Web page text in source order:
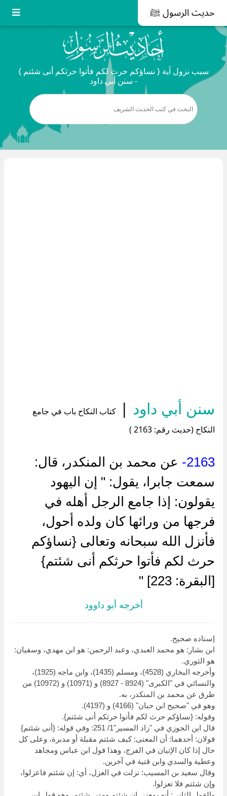
حديث الرسول ﷺ
سبب نزول آية { نساؤكم حرث لكم فأتوا حرثكم أنى شئتم }
- سنن أبي داود
سنن أبي داود |
كتاب النكاح باب في جامع
النكاح (حديث رقم: 2163 )
2163-
عن محمد بن المنكدر، قال:
سمعت جابرا، يقول: " إن اليهود
يقولون: إذا جامع الرجل أهله في
فرجها من ورائها كان ولده أحول،
فأنزل الله سبحانه وتعالى {نساؤكم
حرث لكم فأتوا حرثكم أنى شئتم}
[البقرة: 223] "
أخرجه أبو داوود
إسناده صحيح.
ابن بشار: هو محمد العبدي، وعبد الرحمن: هو ابن مهدي، وسفيان:
هو الثوري.
وأخرجه البخاري (4528)، ومسلم (1435)، وابن ماجه (1925)،
والنسائي في "الكبرى" (8924 - 8927) و (10971) و (10972) من
طرق عن محمد بن المنكدر، به.
وهو في "صحيح ابن حبان" (4166) و (4197).
وقوله: {نساؤكم حرث لكم فأتوا حرثكم أنى شئتم}.
قال ابن الجوزي في "زاد المسير"1/ 251: وفي قوله: {أنى شئتم}
قولان: أحدهما: أن المعنى: كيف شئتم مقبلة أو مدبرة، وعلى كل
حال إذا كان الإتيان في الفرج، وهذا قول ابن عباس ومجاهد
وعطية والسدي وابن قتية في آخرين.
وقال سعيد بن المسيب: نزلت في العزل، أي: إن شئتم فاعزلوا،
وإن شئتم فلا تعزلوا.